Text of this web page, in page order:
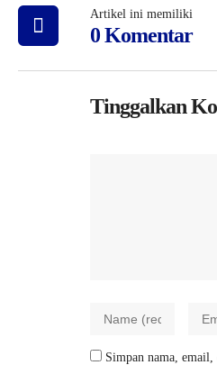
Artikel ini memiliki
0 Komentar
Tinggalkan
Simpan nama, email,